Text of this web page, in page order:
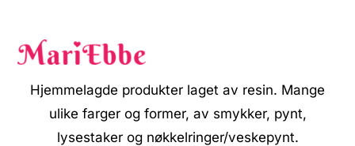
Hjemmelagde produkter laget av resin. Mange
ulike farger og former, av smykker, pynt,
lysestaker og nøkkelringer/veskepynt.